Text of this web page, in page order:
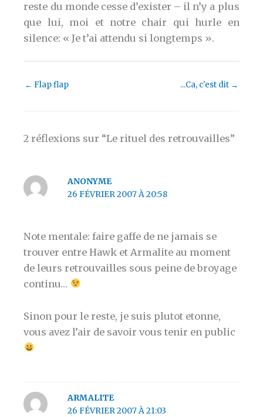
reste du monde cesse d’exister – il n’y a plus
que lui, moi et notre chair qui hurle en
silence: « Je t’ai attendu si longtemps ».
← Flap flap ...Ca, c'est dit →
2 réflexions sur “Le rituel des retrouvailles”
ANONYME
26 FÉVRIER 2007 À 20:58
Note mentale: faire gaffe de ne jamais se
trouver entre Hawk et Armalite au moment
de leurs retrouvailles sous peine de broyage
continu…
Sinon pour le reste, je suis plutot etonne,
vous avez l’air de savoir vous tenir en public
ARMALITE
26 FÉVRIER 2007 À 21:03